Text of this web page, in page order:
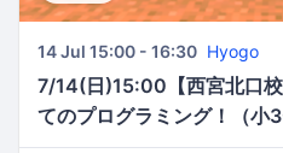
14 Jul 15:00 - 16:30 Hyogo
7/14(日)15:00【西宮北口
てのプログラミング！（小